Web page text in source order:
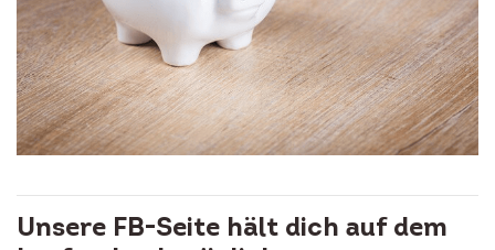
Unsere FB-Seite hält dich auf dem